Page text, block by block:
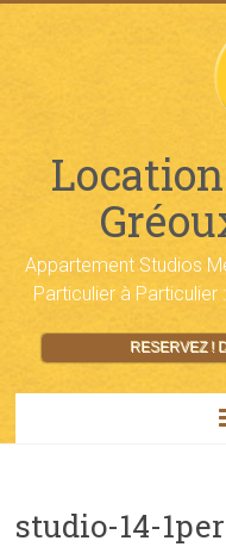
Appartement Studios
Particulier à
RESERVEZ !
studio-14-